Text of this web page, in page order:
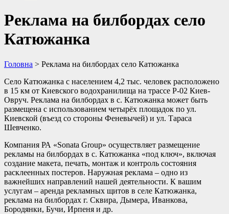
Реклама на билбордах село
Катюжанка
Головна > Реклама на билбордах село Катюжанка
Село Катюжанка с населением 4,2 тыс. человек расположено
в 15 км от Киевского водохранилища на трассе Р-02 Киев-
Овруч. Реклама на билбордах в с. Катюжанка может быть
размещена с использованием четырёх площадок по ул.
Киевской (въезд со стороны Феневычей) и ул. Тараса
Шевченко.
Компания РА «Sonata Group» осуществляет размещение
рекламы на билбордах в с. Катюжанка «под ключ», включая
создание макета, печать, монтаж и контроль состояния
расклеенных постеров. Наружная реклама – одно из
важнейших направлений нашей деятельности. К вашим
услугам – аренда рекламных щитов в селе Катюжанка,
реклама на билбордах г. Сквира, Дымера, Иванкова,
Бородянки, Бучи, Ирпеня и др.